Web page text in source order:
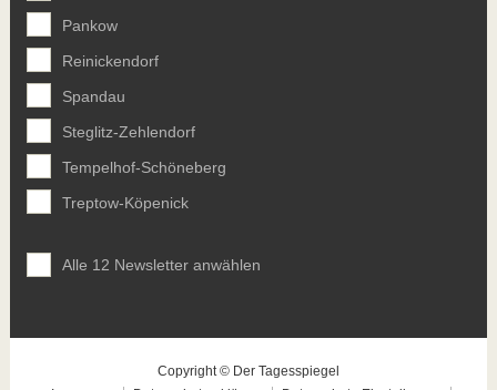
Pankow
Reinickendorf
Spandau
Steglitz-Zehlendorf
Tempelhof-Schöneberg
Treptow-Köpenick
Alle 12 Newsletter anwählen
Copyright © Der Tagesspiegel